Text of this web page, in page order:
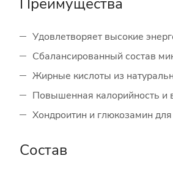
Удовлетворяет высокие
Сбалансированный состав
Жирные кислоты из
Повышенная калорийность и
Хондроитин и глюкозамин
Состав